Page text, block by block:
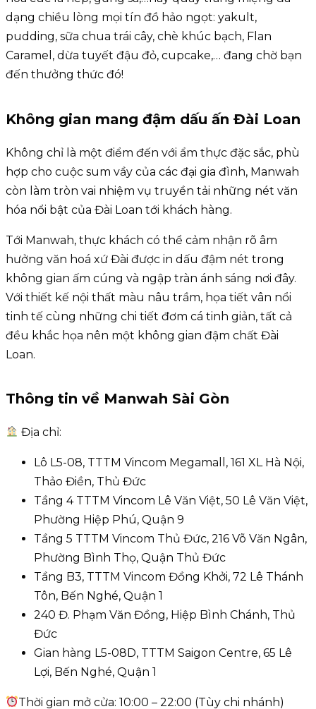
dạng chiều lòng mọi tín đồ hảo ngọt: yakult,
pudding, sữa chua trái cây, chè khúc bạch, Flan
Caramel, dừa tuyết đậu đỏ, cupcake,… đang chờ bạn
đến thưởng thức đó!
Không gian mang đậm dấu ấn Đài Loan
Không chỉ là một điểm đến với ẩm thực đặc sắc, phù
hợp cho cuộc sum vầy của các đại gia đình, Manwah
còn làm tròn vai nhiệm vụ truyền tải những nét văn
hóa nổi bật của Đài Loan tới khách hàng.
Tới Manwah, thực khách có thể cảm nhận rõ âm
hưởng văn hoá xứ Đài được in dấu đậm nét trong
không gian ấm cúng và ngập tràn ánh sáng nơi đây.
Với thiết kế nội thất màu nâu trầm, họa tiết vân nổi
tinh tế cùng những chi tiết đơm cá tinh giản, tất cả
đều khắc họa nên một không gian đậm chất Đài
Loan.
Thông tin về Manwah Sài Gòn
Địa chỉ:
Lô L5-08, TTTM Vincom Megamall, 161 XL Hà Nội,
Thảo Điền, Thủ Đức
Tầng 4 TTTM Vincom Lê Văn Việt, 50 Lê Văn Việt,
Phường Hiệp Phú, Quận 9
Tầng 5 TTTM Vincom Thủ Đức, 216 Võ Văn Ngân,
Phường Bình Thọ, Quận Thủ Đức
Tầng B3, TTTM Vincom Đồng Khởi, 72 Lê Thánh
Tôn, Bến Nghé, Quận 1
240 Đ. Phạm Văn Đồng, Hiệp Bình Chánh, Thủ
Đức
Gian hàng L5-08D, TTTM Saigon Centre, 65 Lê
Lợi, Bến Nghé, Quận 1
Thời gian mở cửa: 10:00 – 22:00 (Tùy chi nhánh)